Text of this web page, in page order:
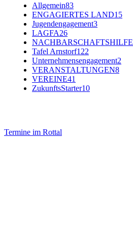
Allgemein83
ENGAGIERTES LAND15
Jugendengagement3
LAGFA26
NACHBARSCHAFTSHILFE
Tafel Arnstorf122
Unternehmensengagement2
VERANSTALTUNGEN8
VEREINE41
ZukunftsStarter10
Termine im Rottal